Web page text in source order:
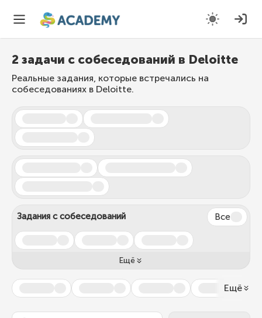
2 задачи с собеседований в Deloitte
Реальные задания, которые встречались на
собеседованиях в Deloitte.
Задания с собеседований Все
Ещё
Ещё